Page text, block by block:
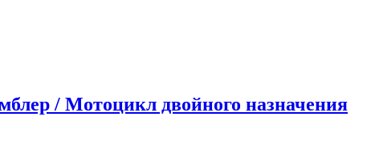
/ Мотоцикл двойного назначения